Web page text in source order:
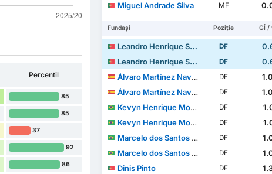
Percentil
85
85
37
92
86
Miguel Andrade Silva
MF
Fundași Poziție GÎ /
Leandro Henrique Sousa Santos DF
Leandro Henrique Sousa Santos
DF
Álvaro Martínez Navarro
DF
Álvaro Martínez Navarro
DF
Kevyn Henrique Monteiro de Souza
DF
Kevyn Henrique Monteiro de Souza
DF
Marcelo dos Santos Ferreira
DF
Marcelo dos Santos Ferreira
DF
Dinis Pinto
DF